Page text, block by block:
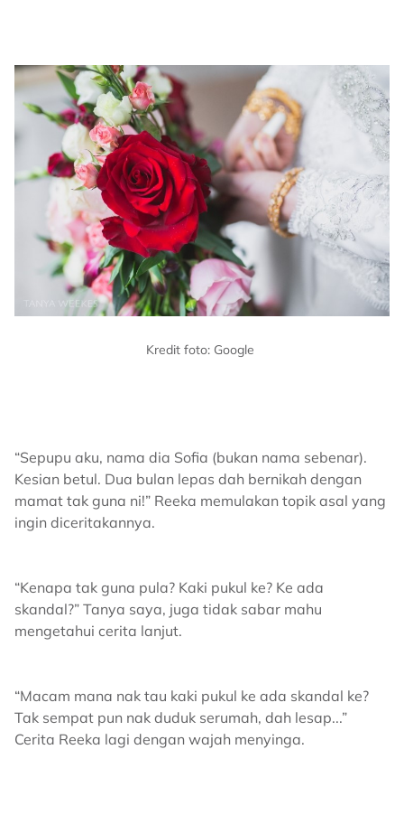
Kredit foto: Google
“Sepupu aku, nama dia Sofia (bukan nama sebenar).
Kesian betul. Dua bulan lepas dah bernikah dengan
mamat tak guna ni!” Reeka memulakan topik asal yang
ingin diceritakannya.
“Kenapa tak guna pula? Kaki pukul ke? Ke ada
skandal?” Tanya saya, juga tidak sabar mahu
mengetahui cerita lanjut.
“Macam mana nak tau kaki pukul ke ada skandal ke?
Tak sempat pun nak duduk serumah, dah lesap...”
Cerita Reeka lagi dengan wajah menyinga.